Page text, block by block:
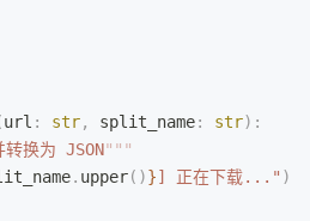
url : str, split_name: str):
换为 JSON"""
. upper()}] 正在下载..." )